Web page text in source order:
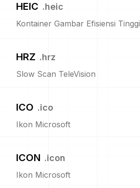
HEIC .heic
Kontainer Gambar Efisiensi Tinggi
HRZ .hrz
Slow Scan TeleVision
ICO .ico
Ikon Microsoft
ICON .icon
Ikon Microsoft